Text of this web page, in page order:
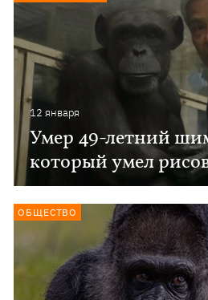
12 января
Умер 49-летний
который умел
ОБЩЕСТВО